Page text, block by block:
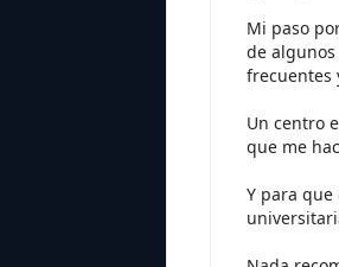
Mi paso
de
frecuentes
Un centro
que me
Y para